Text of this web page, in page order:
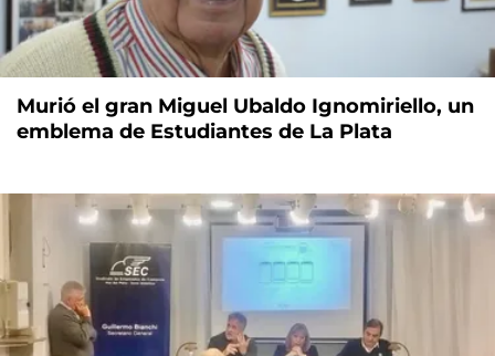
Murió el gran Miguel Ubaldo Ignomiriello, un
emblema de Estudiantes de La Plata